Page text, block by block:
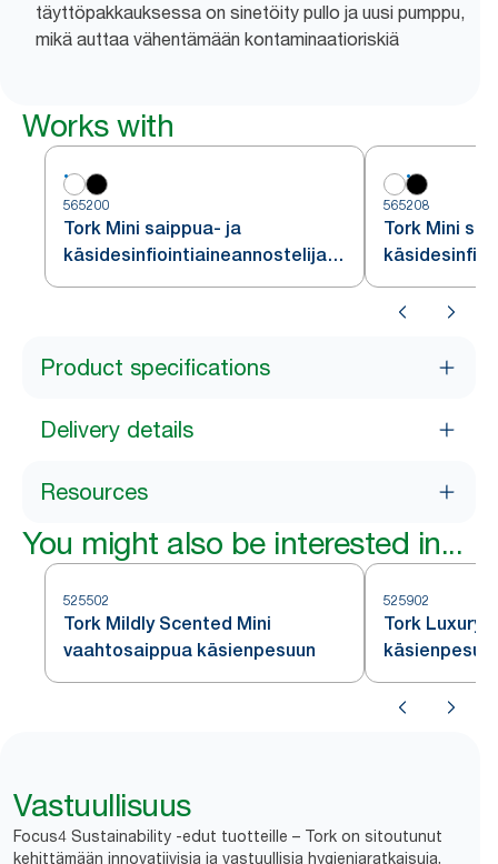
täyttöpakkauksessa on sinetöity pullo ja uusi pumppu,
mikä auttaa vähentämään kontaminaatioriskiä
Works with
565200
Tork Mini saippua- ja
käsidesinfiointiaineannostelija
valkoinen
565208
Tork Mini
musta
Product specifications
Delivery details
Resources
You might also be interested in...
525502
Tork Mildly Scented Mini
vaahtosaippua käsienpesuun
525902
Tork Luxury
Vastuullisuus
Focus4 Sustainability -edut tuotteille – Tork on sitoutunut
kehittämään innovatiivisia ja vastuullisia hygieniaratkaisuja,